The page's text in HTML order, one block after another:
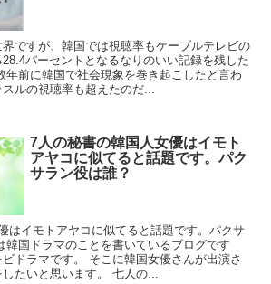
ですが、韓国では視聴率もケーブルテレビの
28.4パーセントとなるなりのいい記録を残した
年前に韓国で社会現象を巻き起こしたと言わ
ルの視聴率も超えたのだ...
7人の秘書の韓国人女優はイモト
アヤコに似てると話題です。パク
サラン役は誰？
はイモトアヤコに似てると話題です。パクサ
韓国ドラマのことを書いているブログです
ドラマです。 そこに韓国女優さんが出演さ
たいと思います。 七人の...